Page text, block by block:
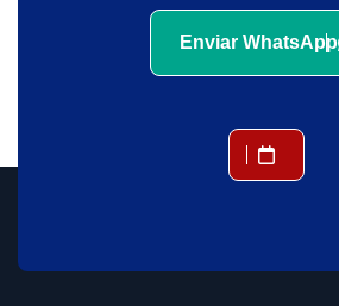
Enviar WhatsApp